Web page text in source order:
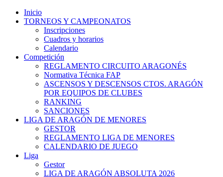
Inicio
TORNEOS Y CAMPEONATOS
Inscripciones
Cuadros y horarios
Calendario
Competición
REGLAMENTO CIRCUITO ARAGONÉS
Normativa Técnica FAP
ASCENSOS Y DESCENSOS CTOS. ARAGÓN
POR EQUIPOS DE CLUBES
RANKING
SANCIONES
LIGA DE ARAGÓN DE MENORES
GESTOR
REGLAMENTO LIGA DE MENORES
CALENDARIO DE JUEGO
Liga
Gestor
LIGA DE ARAGÓN ABSOLUTA 2026